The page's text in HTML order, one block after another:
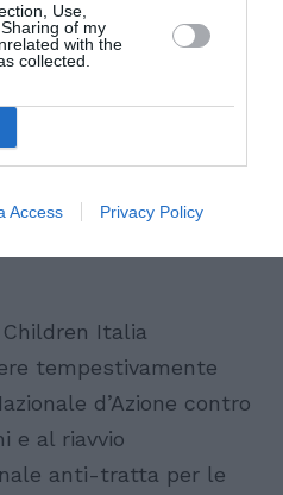
Use,
of my
with the
collected.
Access Privacy Policy
si sono fatti passi
normativo, sia a
riguardi di chi
e come “cliente” –
è indispensabile
campo, con una
Italia
tempestivamente
d’Azione contro
e al riavvio
anti-tratta per le